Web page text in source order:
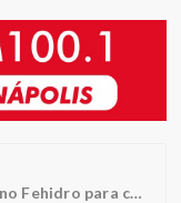
Prefeito Ciro assina convênio no Fehidro para construção de barracão de reciclagem